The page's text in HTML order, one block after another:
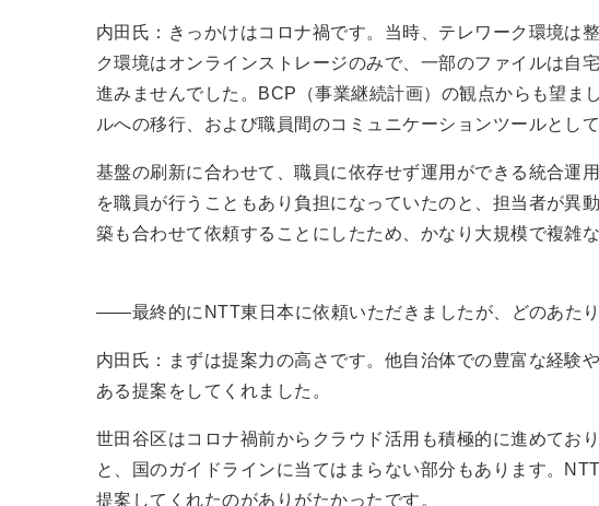
内田氏：きっかけはコロナ禍です。当時、テレワーク環境は
ク環境はオンラインストレージのみで、一部のファイルは自
進みませんでした。BCP（事業継続計画）の観点からも望
ルへの移行、および職員間のコミュニケーションツールとし
基盤の刷新に合わせて、職員に依存せず運用ができる統合運
を職員が行うこともあり負担になっていたのと、担当者が異
築も合わせて依頼することにしたため、かなり大規模で複雑
――最終的にNTT東日本に依頼いただきましたが、どのあたり
内田氏：まずは提案力の高さです。他自治体での豊富な経験
ある提案をしてくれました。
世田谷区はコロナ禍前からクラウド活用も積極的に進めてお
と、国のガイドラインに当てはまらない部分もあります。
提案してくれたのがありがたかったです。